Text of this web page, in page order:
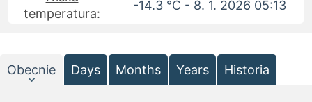
temperatura:
-14.3 °C - 8. 1. 2026 05:13
Obecnie Days Months Years Historia